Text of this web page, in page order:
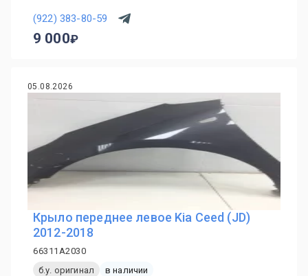
(922) 383-80-59
9 000
05.08.2026
Крыло переднее левое Kia Ceed (JD)
2012-2018
66311A2030
б.у. оригинал
в наличии